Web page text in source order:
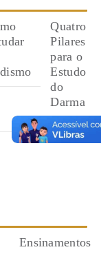
Quatro
Pilares
para o
Estudo
do
Darma
Ensinamentos